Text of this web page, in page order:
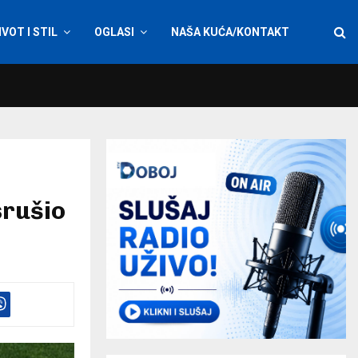
I STIL OGLASI NAŠA KUĆA/KONTAKT